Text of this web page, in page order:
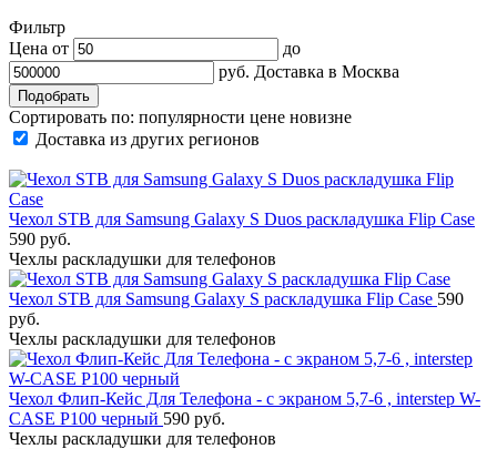
Фильтр
Цена от
до
руб. Доставка в Москва
Сортировать по: популярности цене новизне
Доставка из других регионов
Чехол STB для Samsung Galaxy S Duos раскладушка Flip Case
590 руб.
Чехлы раскладушки для телефонов
Чехол STB для Samsung Galaxy S раскладушка Flip Case 590
руб.
Чехлы раскладушки для телефонов
Чехол Флип-Кейс Для Телефона - с экраном 5,7-6 , interstep W-
CASE Р100 черный 590 руб.
Чехлы раскладушки для телефонов